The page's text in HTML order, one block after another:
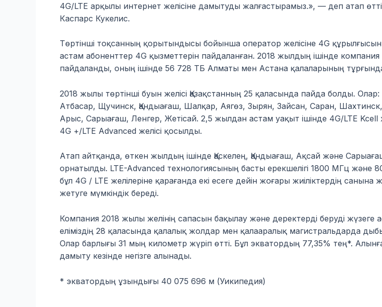
4G/LTE арқылы интернет желісіне дамытуды жалғастырамыз.», — деп атап
Каспарс Кукелис.
Төртінші тоқсанның қорытындысы бойынша оператор желісіне 4G
астам абоненттер 4G қызметтерін пайдаланған. 2018 жылдың ішінде компания
пайдаланды, оның ішінде 56 728 ТБ Алматы мен Астана қалаларының
2018 жылы төртінші буын желісі Қазақстанның 25 қаласында пайда болды. Олар:
Атбасар, Щучинск, Қандыағаш, Шалқар, Аягөз, Зырян, Зайсан, Саран,
Арыс, Сарыағаш, Ленгер, Жетісай. 2,5 жылдан астам уақыт ішінде 4G/LTE Kcell
4G +/LTE Advanced желісі қосылды.
Атап айтқанда, өткен жылдың ішінде Қаскелең, Қандыағаш, Ақсай және
орнатылды. LTE-Advanced технологиясының басты ерекшелігі 1800 МГц және
бұл 4G / LTE желілеріне қарағанда екі есеге дейін жоғары жиіліктердің
жетуге мүмкіндік береді.
Компания 2018 жылы желінің сапасын бақылау және деректерді беруді
еліміздің 28 қаласында қалалық жолдар мен қалааралық магистральдарда
Олар барлығы 31 мың километр жүріп өтті. Бұл экватордың 77,35% тең*.
дамыту кезінде негізге алынады.
* экватордың ұзындығы 40 075 696 м (Уикипедия)